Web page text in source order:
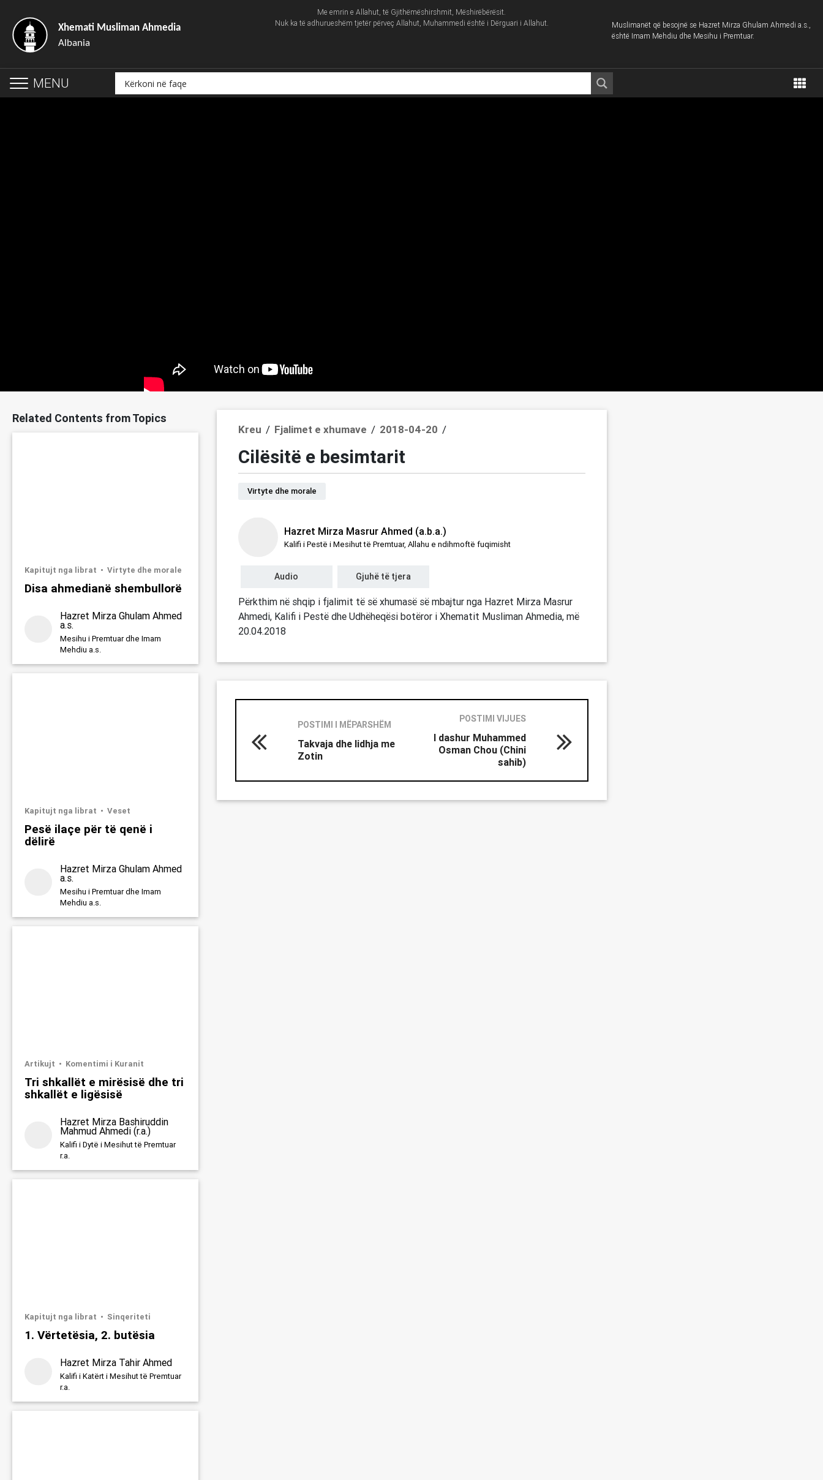
Me emrin e Allahut, të Gjithëmëshirshmit, Mëshirëbërësit.
Nuk ka të adhurueshëm tjetër përveç Allahut, Muhammedi është i Dërguari i Allahut.
Xhemati Musliman Ahmedia
Albania
Muslimanët që besojnë se Hazret Mirza Ghulam Ahmedi a.s.,
është Imam Mehdiu dhe Mesihu i Premtuar.
MENU
Related Contents from Topics
Kapitujt nga librat Virtyte dhe morale
Disa ahmedianë shembullorë
Hazret Mirza Ghulam Ahmed
a.s.
Mesihu i Premtuar dhe Imam
Mehdiu a.s.
Kapitujt nga librat Veset
Pesë ilaçe për të qenë i
dëlirë
Hazret Mirza Ghulam Ahmed
a.s.
Mesihu i Premtuar dhe Imam
Mehdiu a.s.
Artikujt Komentimi i Kuranit
Tri shkallët e mirësisë dhe tri
shkallët e ligësisë
Hazret Mirza Bashiruddin
Mahmud Ahmedi (r.a.)
Kalifi i Dytë i Mesihut të Premtuar
r.a.
Kapitujt nga librat Sinqeriteti
1. Vërtetësia, 2. butësia
Hazret Mirza Tahir Ahmed
Kalifi i Katërt i Mesihut të Premtuar
r.a.
Kreu / Fjalimet e xhumave / 2018-04-20 /
Cilësitë e besimtarit
Virtyte dhe morale
Hazret Mirza Masrur Ahmed (a.b.a.)
Kalifi i Pestë i Mesihut të Premtuar, Allahu e ndihmoftë fuqimisht
Audio Gjuhë të tjera
Përkthim në shqip i fjalimit të së xhumasë së mbajtur nga Hazret Mirza Masrur
Ahmedi, Kalifi i Pestë dhe Udhëheqësi botëror i Xhematit Musliman Ahmedia, më ​
20.0​4.2018
POSTIMI I MËPARSHËM
Takvaja dhe lidhja me
Zotin
POSTIMI VIJUES
I dashur Muhammed
Osman Chou (Chini
sahib)
Shtype butonin